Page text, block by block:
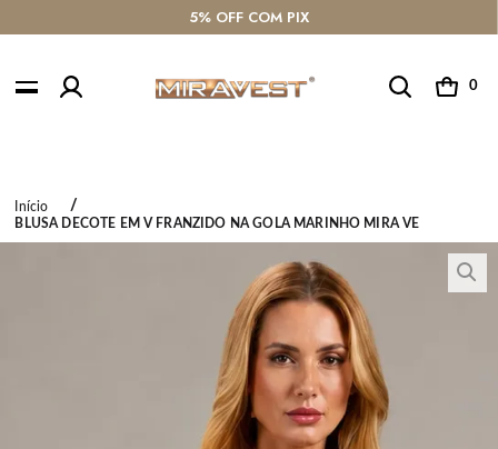
5% OFF COM PIX
0
Início
BLUSA DECOTE EM V FRANZIDO NA GOLA MARINHO MIRA VE